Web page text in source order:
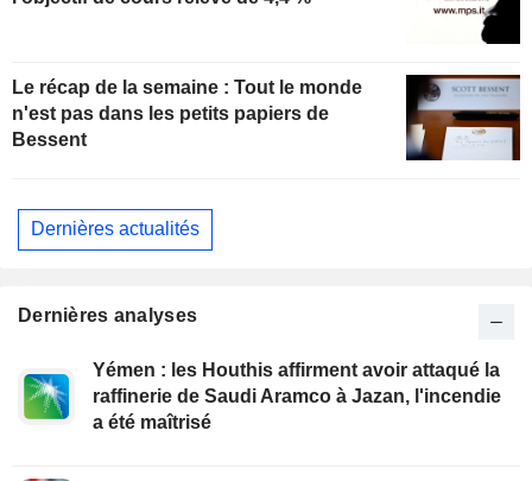
Le récap de la semaine : Tout le monde
n'est pas dans les petits papiers de
Bessent
Dernières actualités
Dernières analyses
Yémen : les Houthis affirment avoir attaqué la
raffinerie de Saudi Aramco à Jazan, l'incendie
a été maîtrisé